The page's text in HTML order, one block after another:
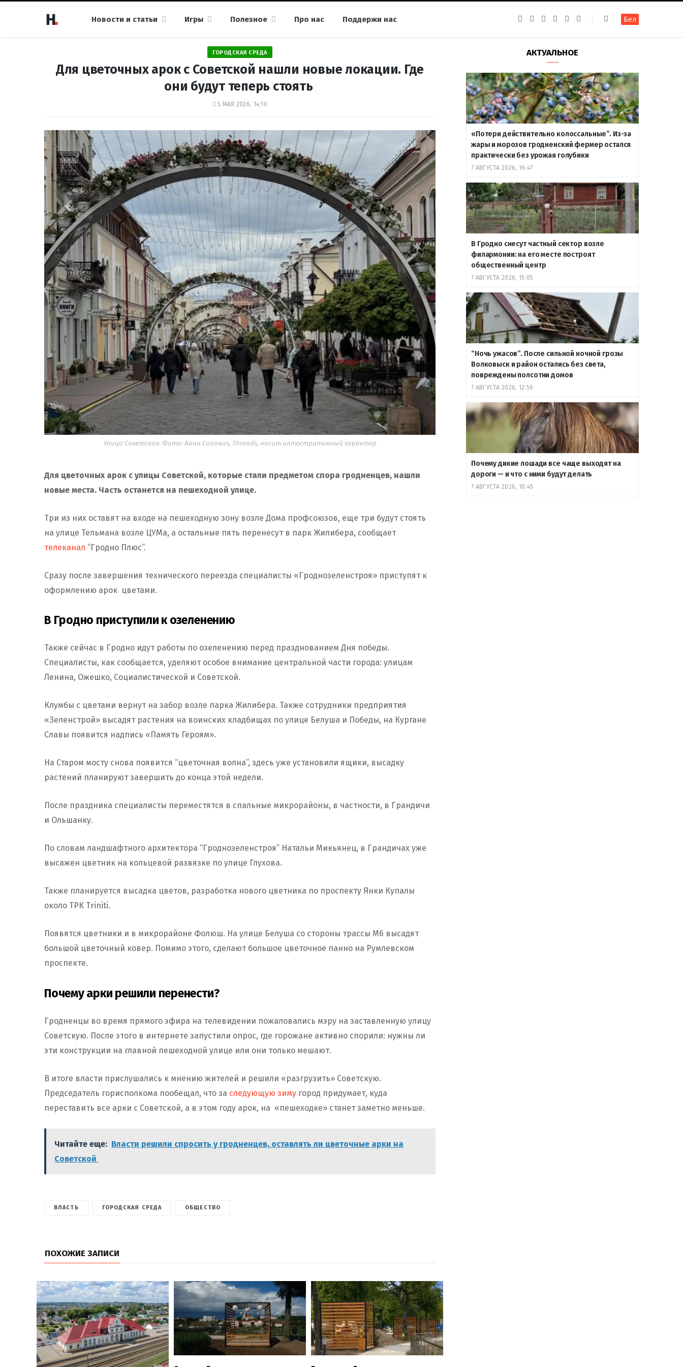
Новости и статьи Игры Полезное Про нас Поддержи нас
k
a
g
a
m
g
r
a
m
u
b
т
е
Бел
ГОРОДСКАЯ СРЕДА
Для цветочных арок с Советской нашли новые локации. Где
они будут теперь стоять
5 МАЯ 2026, 14:10
Улица Советская. Фото: Анна Солович, Threads, носит иллюстративный характер
Для цветочных арок с улицы Советской, которые стали предметом спора гродненцев, нашли
новые места. Часть останется на пешеходной улице.
Три из них оставят на входе на пешеходную зону возле Дома профсоюзов, еще три будут стоять
на улице Тельмана возле ЦУМа, а остальные пять перенесут в парк Жилибера, сообщает
телеканал “Гродно Плюс”.
Сразу после завершения технического переезда специалисты «Гроднозеленстроя» приступят к
оформлению арок цветами.
В Гродно приступили к озеленению
Также сейчас в Гродно идут работы по озеленению перед празднованием Дня победы.
Специалисты, как сообщается, уделяют особое внимание центральной части города: улицам
Ленина, Ожешко, Социалистической и Советской.
Клумбы с цветами вернут на забор возле парка Жилибера. Также сотрудники предприятия
«Зеленстрой» высадят растения на воинских кладбищах по улице Белуша и Победы, на Кургане
Славы появится надпись «Память Героям».
На Старом мосту снова появится “цветочная волна”, здесь уже установили ящики, высадку
растений планируют завершить до конца этой недели.
После праздника специалисты переместятся в спальные микрорайоны, в частности, в Грандичи
и Ольшанку.
По словам ландшафтного архитектора “Гроднозеленстроя” Натальи Микьянец, в Грандичах уже
высажен цветник на кольцевой развязке по улице Глухова.
Также планируется высадка цветов, разработка нового цветника по проспекту Янки Купалы
около ТРК Triniti.
Появятся цветники и в микрорайоне Фолюш. На улице Белуша со стороны трассы М6 высадят
большой цветочный ковер. Помимо этого, сделают большое цветочное панно на Румлевском
проспекте.
Почему арки решили перенести?
Гродненцы во время прямого эфира на телевидении пожаловались мэру на заставленную улицу
Советскую. После этого в интернете запустили опрос, где горожане активно спорили: нужны ли
эти конструкции на главной пешеходной улице или они только мешают.
В итоге власти прислушались к мнению жителей и решили «разгрузить» Советскую.
Председатель горисполкома пообещал, что за следующую зиму город придумает, куда
переставить все арки с Советской, а в этом году арок, на «пешеходке» станет заметно меньше.
Читайте еще: Власти решили спросить у гродненцев, оставлять ли цветочные арки на
Советской
ВЛАСТЬ ГОРОДСКАЯ СРЕДА ОБЩЕСТВО
ПОХОЖИЕ ЗАПИСИ
АКТУАЛЬНОЕ
«Потери действительно колоссальные”. Из-за
жары и морозов гродненский фермер остался
практически без урожая голубики
7 АВГУСТА 2026, 16:47
В Гродно снесут частный сектор возле
филармонии: на его месте построят
общественный центр
7 АВГУСТА 2026, 15:05
“Ночь ужасов”. После сильной ночной грозы
Волковыск и район остались без света,
повреждены полсотни домов
7 АВГУСТА 2026, 12:56
Почему дикие лошади все чаще выходят на
дороги — и что с ними будут делать
7 АВГУСТА 2026, 10:45